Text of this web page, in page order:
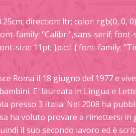
direction: ltr; color: rgb(0, 0,
family: "Calibri",sans-serif; font-
size: 11pt; }p.ctl { font-family:
Roma il 18 giugno del 1977 e
E' laureata in Lingua e
presso 3 Italia. Nel 2008 ha
ha voluto provare a rimettersi in
il suo secondo lavoro ed è